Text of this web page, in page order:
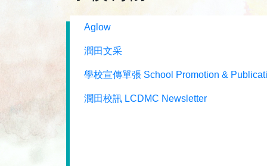
Aglow
潤田文采
學校宣傳單張 School Promotion &
潤田校訊 LCDMC Newsletter